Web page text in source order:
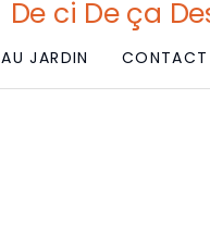
De ci De ça
AU JARDIN CONTACT